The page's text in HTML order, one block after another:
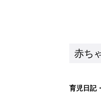
赤ち
育児日記